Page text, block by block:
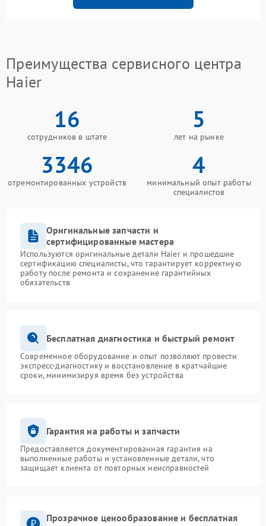
Преимущества сервисного центра
Haier
16
сотрудников в штате
5
лет на рынке
3346
отремонтированных устройств
4
минимальный опыт работы
специалистов
Оригинальные запчасти и
сертифицированные мастера
Используются оригинальные детали Haier и прошедшие
сертификацию специалисты, что гарантирует корректную
работу после ремонта и сохранение гарантийных
обязательств
Бесплатная диагностика и быстрый ремонт
Современное оборудование и опыт позволяют провести
экспресс-диагностику и восстановление в кратчайшие
сроки, минимизируя время без устройства
Гарантия на работы и запчасти
Предоставляется документированная гарантия на
выполненные работы и установленные детали, что
защищает клиента от повторных неисправностей
Прозрачное ценообразование и бесплатная